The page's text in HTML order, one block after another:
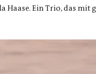
Haase. Ein Trio, das